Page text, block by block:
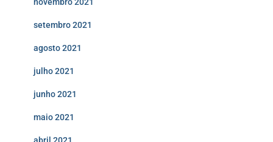
setembro 2021
agosto 2021
julho 2021
junho 2021
maio 2021